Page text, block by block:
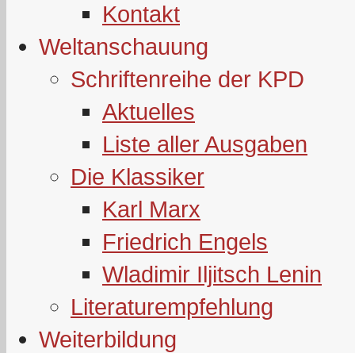
Kontakt
Weltanschauung
Schriftenreihe der KPD
Aktuelles
Liste aller Ausgaben
Die Klassiker
Karl Marx
Friedrich Engels
Wladimir Iljitsch Lenin
Literaturempfehlung
Weiterbildung